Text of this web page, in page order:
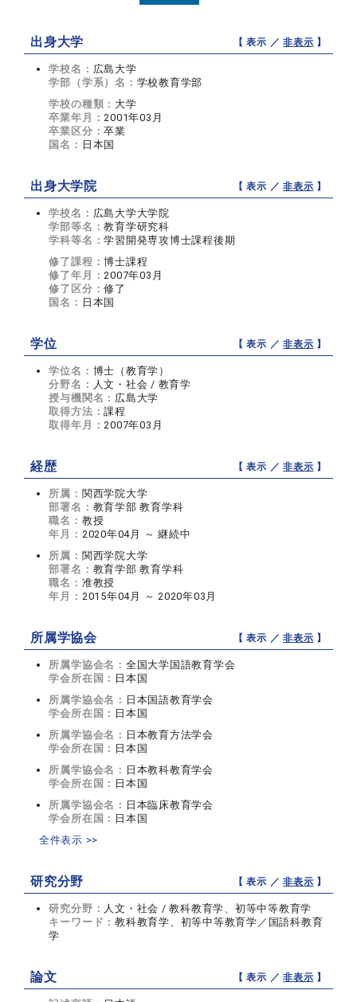
出身大学 【 表示 ／非表示 】
学校名： 広島大学
学部（学系）名： 学校教育学部
学校の種類： 大学
卒業年月：2001年03月
卒業区分：卒業
国名： 日本国
出身大学院 【 表示 ／非表示 】
学校名： 広島大学大学院
学部等名：教育学研究科
学科等名：学習開発専攻博士課程後期
修了課程：博士課程
修了年月：2007年03月
修了区分：修了
国名： 日本国
学位 【 表示 ／非表示 】
学位名： 博士（教育学）
分野名： 人文・社会 / 教育学
授与機関名： 広島大学
取得方法：課程
取得年月：2007年03月
経歴 【 表示 ／非表示 】
所属： 関西学院大学
部署名： 教育学部 教育学科
職名： 教授
年月： 2020年04月 ～ 継続中
所属： 関西学院大学
部署名： 教育学部 教育学科
職名： 准教授
年月： 2015年04月 ～ 2020年03月
所属学協会 【 表示 ／非表示 】
所属学協会名： 全国大学国語教育学会
学会所在国： 日本国
所属学協会名： 日本国語教育学会
学会所在国： 日本国
所属学協会名： 日本教育方法学会
学会所在国： 日本国
所属学協会名： 日本教科教育学会
学会所在国： 日本国
所属学協会名： 日本臨床教育学会
学会所在国： 日本国
全件表示 >>
研究分野 【 表示 ／非表示 】
研究分野： 人文・社会 / 教科教育学、初等中等教育学
キーワード：教科教育学、初等中等教育学／国語科教育
学
論文 【 表示 ／非表示 】